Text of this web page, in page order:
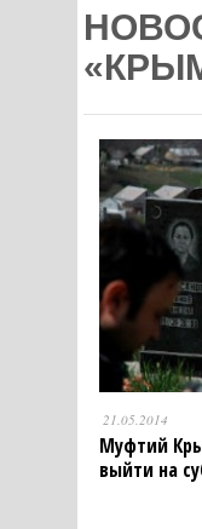
21.05.2014
Муфтий
выйти на